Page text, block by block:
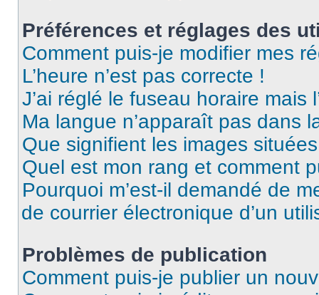
Préférences et réglages des
Comment puis-je modifier mes
L’heure n’est pas correcte !
J’ai réglé le fuseau horaire mais
Ma langue n’apparaît pas dans
Que signifient les images
Quel est mon rang et comment
Pourquoi m’est-il demandé de
de courrier électronique d’un
Problèmes de publication
Comment puis-je publier un